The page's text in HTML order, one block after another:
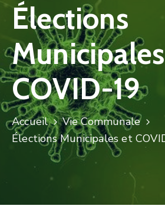
Manifestations
Vie
Municipale
Services
Jeunesse
Élections
COVID-19
Accueil
Vie Communale
Élections Municipales et